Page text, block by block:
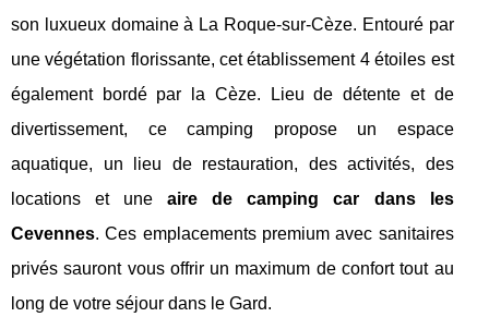
son luxueux domaine à La Roque-sur-Cèze. Entouré par
une végétation florissante, cet établissement 4 étoiles est
également bordé par la Cèze. Lieu de détente et de
divertissement, ce camping propose un espace
aquatique, un lieu de restauration, des activités, des
locations et uneaire de camping car dans les
Cevennes. Ces emplacements premium avec sanitaires
privés sauront vous offrir un maximum de confort tout au
long de votre séjour dans le Gard.